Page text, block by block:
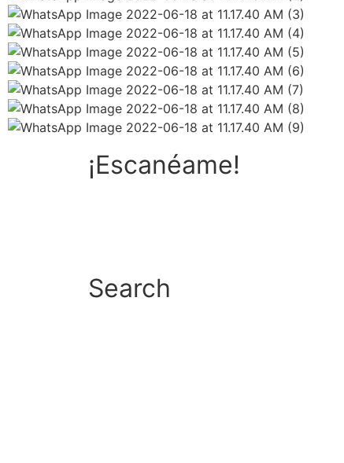
¡Escanéame!
Search